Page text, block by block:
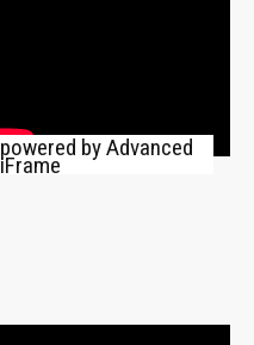
powered by Advanced
iFrame